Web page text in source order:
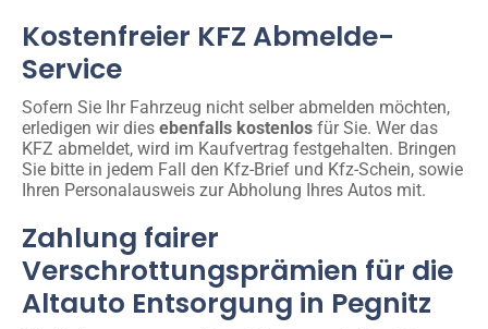
Kostenfreier KFZ Abmelde-
Service
Sofern Sie Ihr Fahrzeug nicht selber abmelden möchten,
erledigen wir dies ebenfalls kostenlos für Sie. Wer das
KFZ abmeldet, wird im Kaufvertrag festgehalten. Bringen
Sie bitte in jedem Fall den Kfz-Brief und Kfz-Schein, sowie
Ihren Personalausweis zur Abholung Ihres Autos mit.
Zahlung fairer
Verschrottungsprämien für die
Altauto Entsorgung in Pegnitz